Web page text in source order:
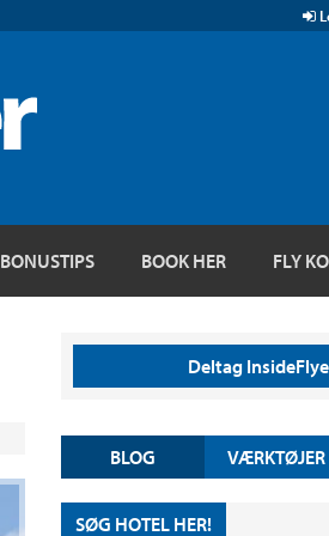
BONUSTIPS BOOK HER FLY
Deltag
BLOG VÆRKTØJER
SØG HOTEL HER!